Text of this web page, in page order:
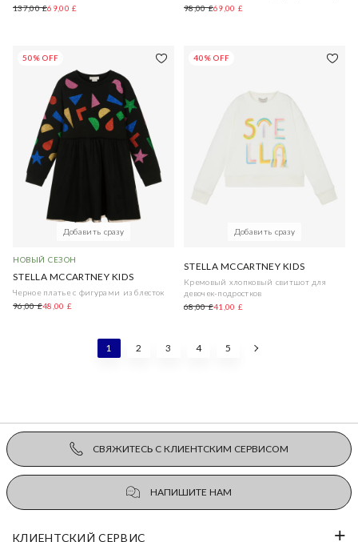
137,00 £69,00 £
98,00 £69,00 £
50% OFF
Добавить сразу
НОВЫЙ СЕЗОН
STELLA MCCARTNEY KIDS
Черное платье с фигурами из блесток
96,00 £48,00 £
40% OFF
Добавить сразу
STELLA MCCARTNEY KIDS
Кремовый хлопковый свитшот для
девочек-подростков
68,00 £41,00 £
1 2 3 4 5
СВЯЖИТЕСЬ С КЛИЕНТСКИМ СЕРВИСОМ
НАПИШИТЕ НАМ
КЛИЕНТСКИЙ СЕРВИС